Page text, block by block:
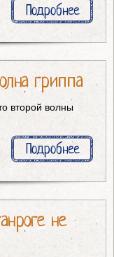
Подробнее
гриппа
второй волны
Подробнее
не